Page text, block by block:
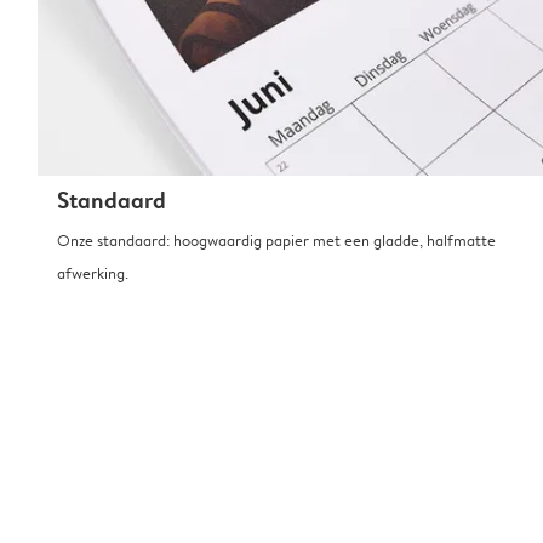
Standaard
Onze standaard: hoogwaardig papier met een gladde, halfmatte
afwerking.